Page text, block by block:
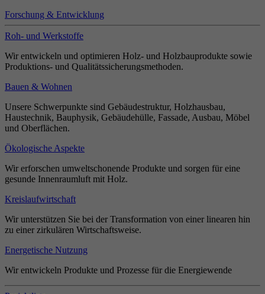
Forschung & Entwicklung
Roh- und Werkstoffe
Wir entwickeln und optimieren Holz- und Holzbauprodukte sowie
Produktions- und Qualitätssicherungsmethoden.
Bauen & Wohnen
Unsere Schwerpunkte sind Gebäudestruktur, Holzhausbau,
Haustechnik, Bauphysik, Gebäudehülle, Fassade, Ausbau, Möbel
und Oberflächen.
Ökologische Aspekte
Wir erforschen umweltschonende Produkte und sorgen für eine
gesunde Innenraumluft mit Holz.
Kreislaufwirtschaft
Wir unterstützen Sie bei der Transformation von einer linearen hin
zu einer zirkulären Wirtschaftsweise.
Energetische Nutzung
Wir entwickeln Produkte und Prozesse für die Energiewende